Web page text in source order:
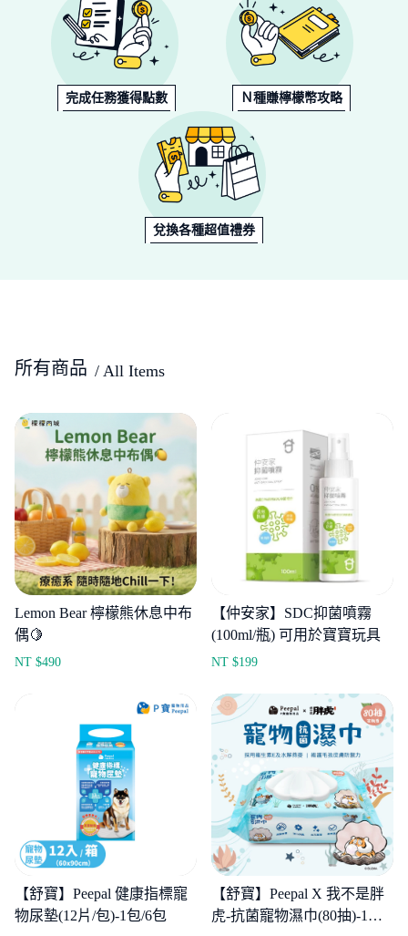
完成任務獲得點數 Ｎ種賺檸檬幣攻略
兌換各種超值禮券
所有商品 / All Items
Lemon Bear 檸檬熊休息中布
偶🍋
NT $490
【仲安家】SDC抑菌噴霧
(100ml/瓶) 可用於寶寶玩具
NT $199
【舒寶】Peepal 健康指標寵
物尿墊(12片/包)-1包/6包
【舒寶】Peepal X 我不是胖
虎-抗菌寵物濕巾(80抽)-1包/3